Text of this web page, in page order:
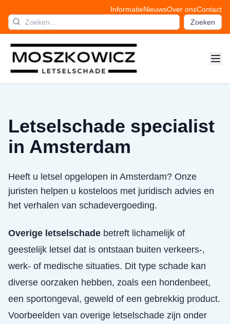
InformatieNieuwsOver onsContact
Zoeken
Letselschade specialist
in Amsterdam
Heeft u letsel opgelopen in Amsterdam? Onze
juristen helpen u kosteloos met juridisch advies en
het verhalen van schadevergoeding.
Overige letselschade betreft lichamelijk of
geestelijk letsel dat is ontstaan buiten verkeers-,
werk- of medische situaties. Dit type schade kan
diverse oorzaken hebben, zoals een hondenbeet,
een sportongeval, geweld of een gebrekkig product.
Voorbeelden van overige letselschade zijn onder